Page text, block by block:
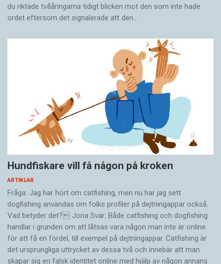
du riktade tvååringarna tidigt blicken mot den som inte hade
ordet eftersom det ­signalerade att den…
Hundfiskare vill få någon på kroken
ARTIKLAR
Fråga: Jag har hört om catfishing, men nu har jag sett
dogfishing användas om folks profiler på dejtningappar också.
Vad betyder det? Jona Svar: Både catfishing och dogfishing
handlar i grunden om att låtsas vara någon man inte är online
för att få en fördel, till exempel på dejtningappar. Catfishing är
det ursprungliga uttrycket av dessa två och innebär att man
skapar sig en falsk identitet online med hjälp av någon annans